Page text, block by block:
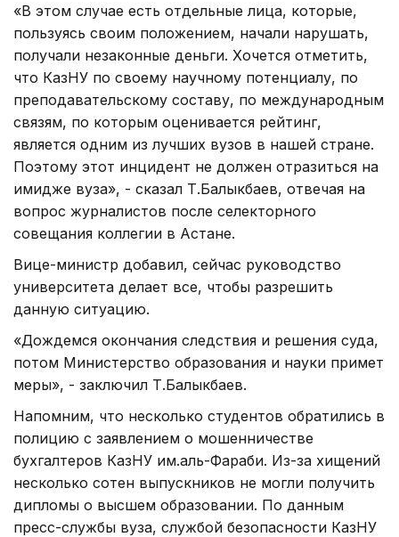
«В этом случае есть отдельные лица, которые,
пользуясь своим положением, начали нарушать,
получали незаконные деньги. Хочется отметить,
что КазНУ по своему научному потенциалу, по
преподавательскому составу, по международным
связям, по которым оценивается рейтинг,
является одним из лучших вузов в нашей стране.
Поэтому этот инцидент не должен отразиться на
имидже вуза», - сказал Т.Балыкбаев, отвечая на
вопрос журналистов после селекторного
совещания коллегии в Астане.
Вице-министр добавил, сейчас руководство
университета делает все, чтобы разрешить
данную ситуацию.
«Дождемся окончания следствия и решения суда,
потом Министерство образования и науки примет
меры», - заключил Т.Балыкбаев.
Напомним, что несколько студентов обратились в
полицию с заявлением о мошенничестве
бухгалтеров КазНУ им.аль-Фараби. Из-за хищений
несколько сотен выпускников не могли получить
дипломы о высшем образовании. По данным
пресс-службы вуза, службой безопасности КазНУ